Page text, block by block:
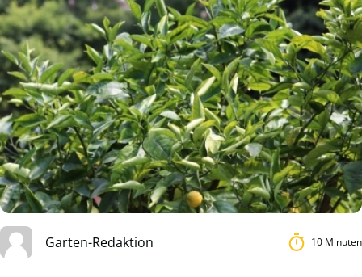
Garten-Redaktion 10 Minuten